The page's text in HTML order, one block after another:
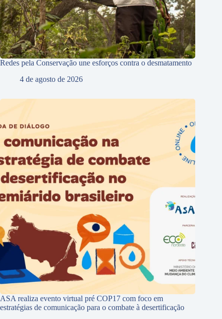
Redes pela Conservação une esforços contra o desmatamento
4 de agosto de 2026
ASA realiza evento virtual pré COP17 com foco em
estratégias de comunicação para o combate à desertificação